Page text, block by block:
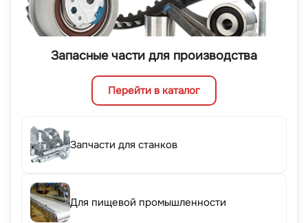
Запасные части для производства
Перейти в каталог
Запчасти для станков
Для пищевой промышленности